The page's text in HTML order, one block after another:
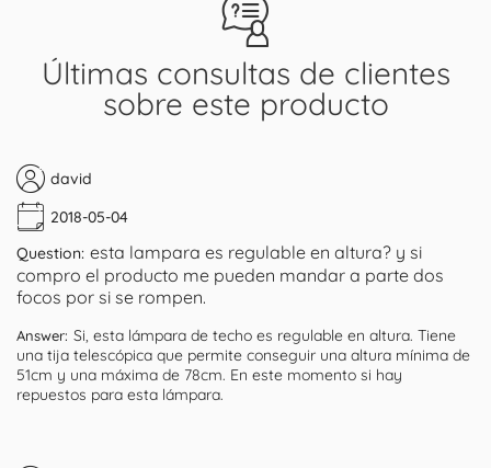
Últimas consultas de clientes
sobre este producto
david
2018-05-04
Question: esta lampara es regulable en altura? y si
compro el producto me pueden mandar a parte dos
focos por si se rompen.
Answer: Si, esta lámpara de techo es regulable en altura. Tiene
una tija telescópica que permite conseguir una altura mínima de
51cm y una máxima de 78cm. En este momento si hay
repuestos para esta lámpara.